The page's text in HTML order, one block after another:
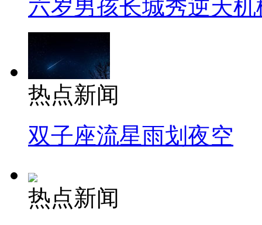
六岁男孩长城秀逆天机
热点新闻
双子座流星雨划夜空
热点新闻